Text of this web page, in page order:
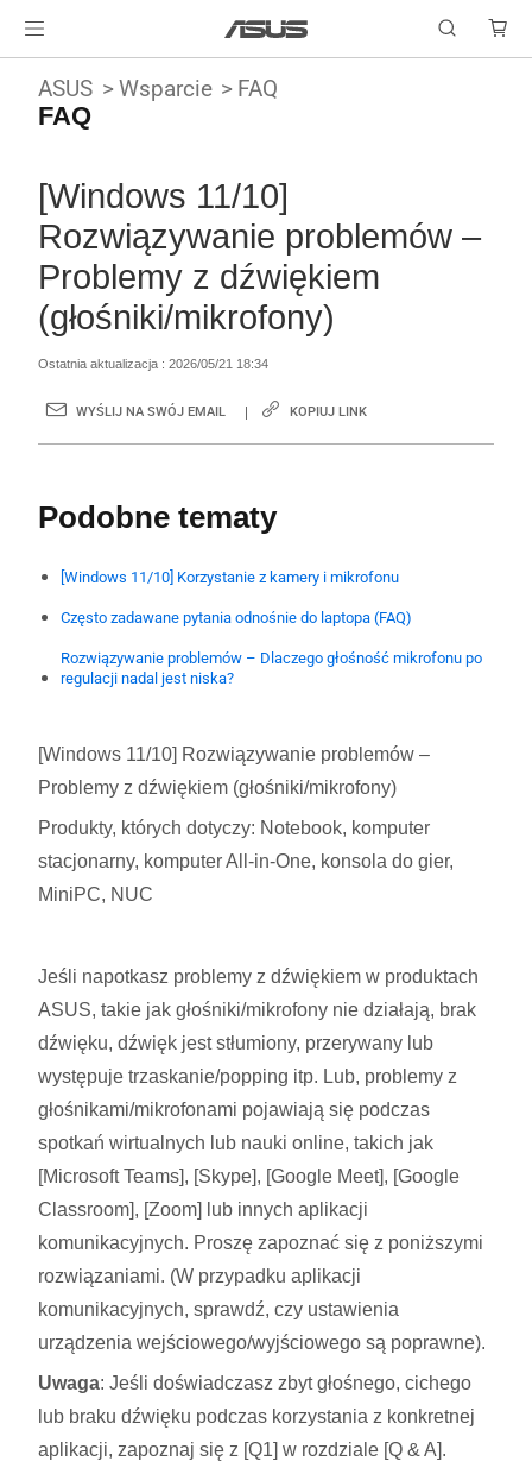
ASUS Wsparcie FAQ
FAQ
[Windows 11/10]
Rozwiązywanie problemów –
Problemy z dźwiękiem
(głośniki/mikrofony)
Ostatnia aktualizacja : 2026/05/21 18:34
WYŚLIJ NA SWÓJ EMAIL KOPIUJ LINK
Podobne tematy
[Windows 11/10] Korzystanie z kamery i mikrofonu
Często zadawane pytania odnośnie do laptopa (FAQ)
Rozwiązywanie problemów – Dlaczego głośność mikrofonu po
regulacji nadal jest niska?
[Windows 11/10] Rozwiązywanie problemów –
Problemy z dźwiękiem (głośniki/mikrofony)
Produkty, których dotyczy: Notebook, komputer
stacjonarny, komputer All-in-One, konsola do gier,
MiniPC, NUC
Jeśli napotkasz problemy z dźwiękiem w produktach
ASUS, takie jak głośniki/mikrofony nie działają, brak
dźwięku, dźwięk jest stłumiony, przerywany lub
występuje trzaskanie/popping itp. Lub, problemy z
głośnikami/mikrofonami pojawiają się podczas
spotkań wirtualnych lub nauki online, takich jak
[Microsoft Teams], [Skype], [Google Meet], [Google
Classroom], [Zoom] lub innych aplikacji
komunikacyjnych. Proszę zapoznać się z poniższymi
rozwiązaniami. (W przypadku aplikacji
komunikacyjnych, sprawdź, czy ustawienia
urządzenia wejściowego/wyjściowego są poprawne).
Uwaga: Jeśli doświadczasz zbyt głośnego, cichego
lub braku dźwięku podczas korzystania z konkretnej
aplikacji, zapoznaj się z [Q1] w rozdziale [Q & A].